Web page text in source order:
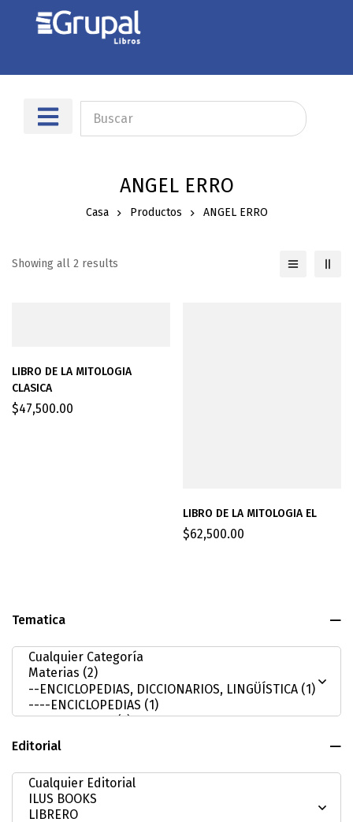
ANGEL ERRO
Casa Productos ANGEL ERRO
Tematica
Editorial
Showing all 2 results
LIBRO DE LA MITOLOGIA
CLASICA
$47,500.00
LIBRO DE LA MITOLOGIA EL
$62,500.00